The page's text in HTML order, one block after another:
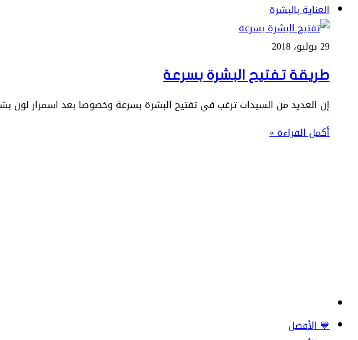
العناية بالبشرة
29 يوليو، 2018
طريقة تفتيح البشرة بسرعة
إن العديد من السيدات ترغب في تفتيح البشرة بسرعة وخصوصا بعد اسمرار لون
أكمل القراءة »
💙 الأفضل